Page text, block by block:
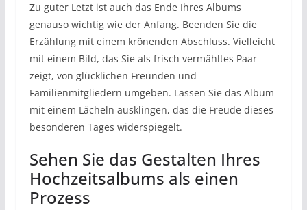
Zu guter Letzt ist auch das Ende Ihres Albums
genauso wichtig wie der Anfang. Beenden Sie die
Erzählung mit einem krönenden Abschluss. Vielleicht
mit einem Bild, das Sie als frisch vermähltes Paar
zeigt, von glücklichen Freunden und
Familienmitgliedern umgeben. Lassen Sie das Album
mit einem Lächeln ausklingen, das die Freude dieses
besonderen Tages widerspiegelt.
Sehen Sie das Gestalten Ihres
Hochzeitsalbums als einen
Prozess